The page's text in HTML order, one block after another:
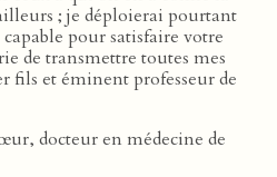
; je déploierai pourtant
pour satisfaire votre
de transmettre toutes mes
fils et éminent professeur de
docteur en médecine de